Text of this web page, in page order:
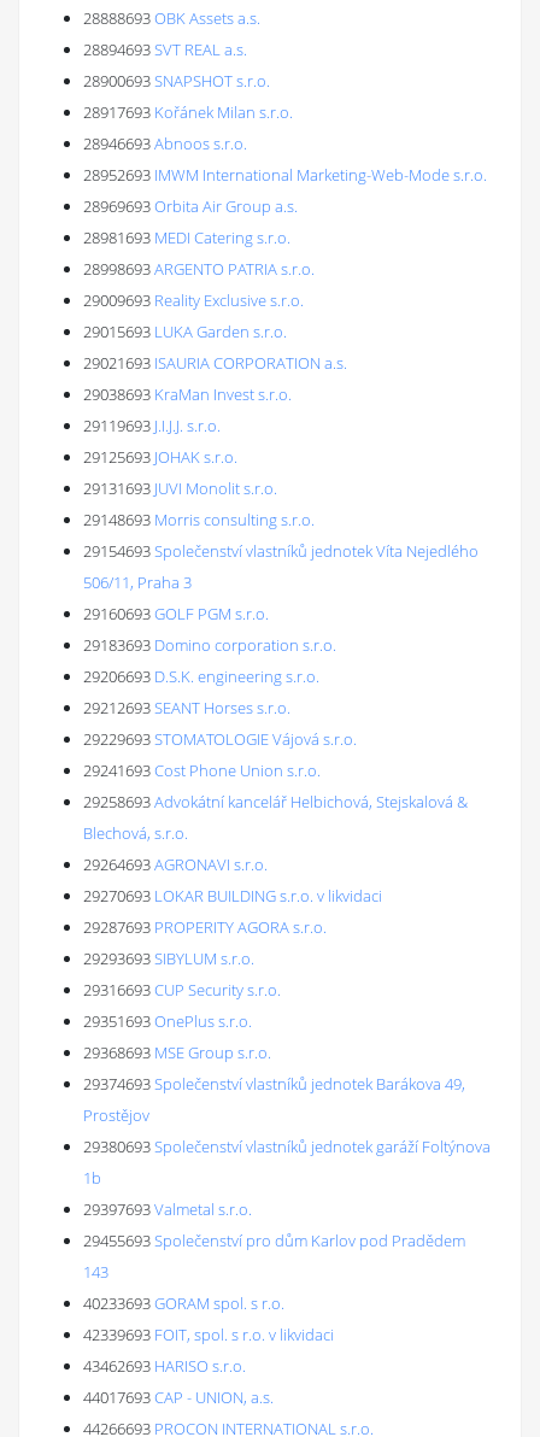
28888693OBK Assets a.s.
28894693SVT REAL a.s.
28900693SNAPSHOT s.r.o.
28917693 Kořánek Milan s.r.o.
28946693Abnoos s.r.o.
28952693 IMWM International Marketing-Web-Mode s.r.o.
28969693Orbita Air Group a.s.
28981693 MEDI Catering s.r.o.
28998693ARGENTO PATRIA s.r.o.
29009693 Reality Exclusive s.r.o.
29015693 LUKA Garden s.r.o.
29021693 ISAURIA CORPORATION a.s.
29038693 KraMan Invest s.r.o.
29119693 J.I.J.J. s.r.o.
29125693 JOHAK s.r.o.
29131693 JUVI Monolit s.r.o.
29148693 Morris consulting s.r.o.
29154693Společenství vlastníků jednotek Víta Nejedlého
506/11, Praha 3
29160693GOLF PGM s.r.o.
29183693 Domino corporation s.r.o.
29206693 D.S.K. engineering s.r.o.
29212693SEANT Horses s.r.o.
29229693STOMATOLOGIE Vájová s.r.o.
29241693Cost Phone Union s.r.o.
29258693Advokátní kancelář Helbichová, Stejskalová &
Blechová, s.r.o.
29264693AGRONAVI s.r.o.
29270693 LOKAR BUILDING s.r.o. v likvidaci
29287693 PROPERITY AGORA s.r.o.
29293693SIBYLUM s.r.o.
29316693CUP Security s.r.o.
29351693OnePlus s.r.o.
29368693 MSE Group s.r.o.
29374693Společenství vlastníků jednotek Barákova 49,
Prostějov
29380693Společenství vlastníků jednotek garáží Foltýnova
1b
29397693Valmetal s.r.o.
29455693Společenství pro dům Karlov pod Pradědem
143
40233693GORAM spol. s r.o.
42339693 FOIT, spol. s r.o. v likvidaci
43462693 HARISO s.r.o.
44017693CAP - UNION, a.s.
44266693 PROCON INTERNATIONAL s.r.o.